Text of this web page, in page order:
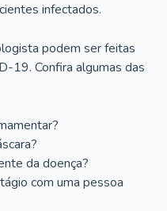
infectados.
podem ser feitas
19. Confira algumas das
da doença?
com uma pessoa